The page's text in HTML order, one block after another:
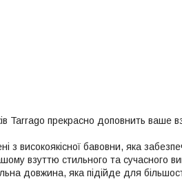
Tarrago прекрасно доповнить ваше
з високоякісної бавовни, яка
взуттю стильного та сучасного
довжина, яка підійде для більшості